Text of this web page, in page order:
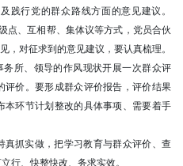
践行党的群众路线方面的意见建议。
点、互相帮、集体议等方式，党员合伙
，对征求到的意见建议，要认真梳理。
所、领导的作风现状开展一次群众评
价。要形成群众评价报告，评价结果
环节计划整改的具体事项、需要着手
真抓实做，把学习教育与群众评价、查
行、快整快改、务求实效。